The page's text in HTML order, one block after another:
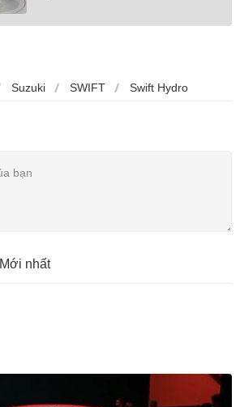
Suzuki SWIFT Swift Hydro
Mới nhất